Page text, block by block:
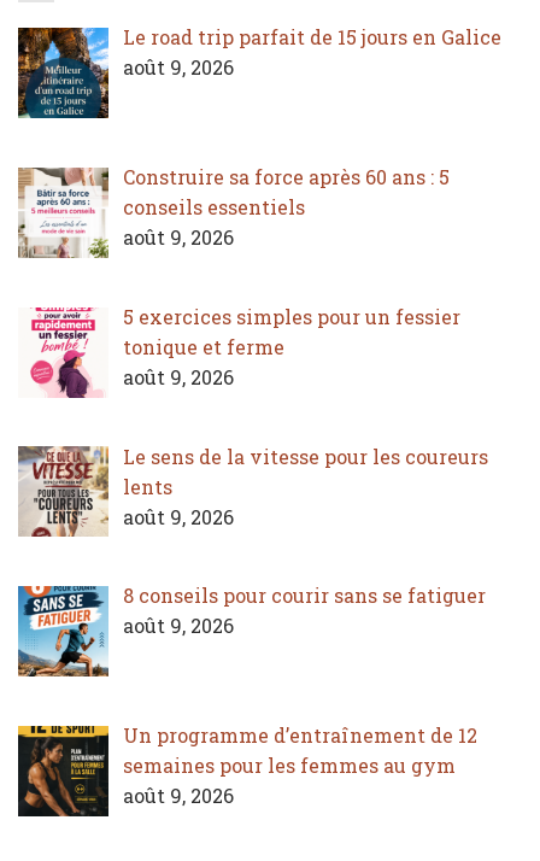
Le road trip parfait de 15 jours en Galice
août 9, 2026
Construire sa force après 60 ans : 5
conseils essentiels
août 9, 2026
5 exercices simples pour un fessier
tonique et ferme
août 9, 2026
Le sens de la vitesse pour les coureurs
lents
août 9, 2026
8 conseils pour courir sans se fatiguer
août 9, 2026
Un programme d’entraînement de 12
semaines pour les femmes au gym
août 9, 2026